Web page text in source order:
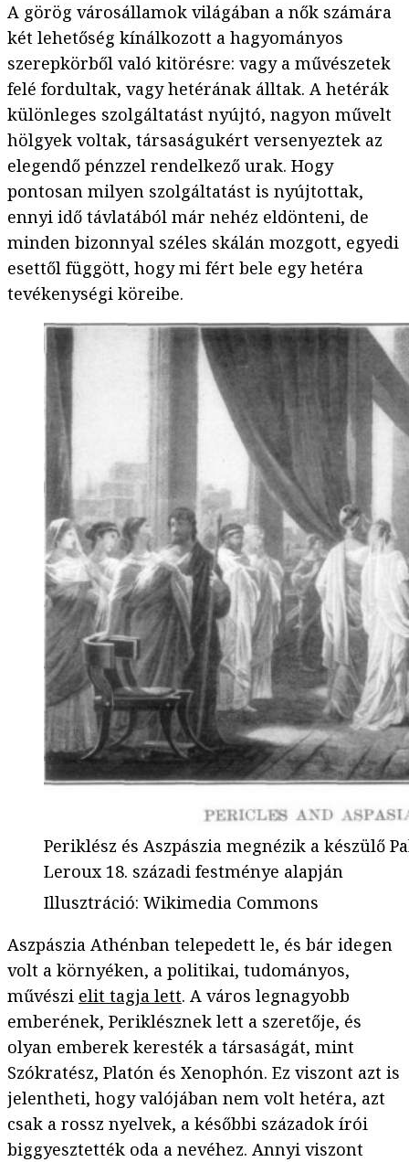
A görög városállamok világában a nők számára
két lehetőség kínálkozott a hagyományos
szerepkörből való kitörésre: vagy a művészetek
felé fordultak, vagy hetérának álltak. A hetérák
különleges szolgáltatást nyújtó, nagyon művelt
hölgyek voltak, társaságukért versenyeztek az
elegendő pénzzel rendelkező urak. Hogy
pontosan milyen szolgáltatást is nyújtottak,
ennyi idő távlatából már nehéz eldönteni, de
minden bizonnyal széles skálán mozgott, egyedi
esettől függött, hogy mi fért bele egy hetéra
tevékenységi köreibe.
Periklész és Aszpászia megnézik a készülő
Leroux 18. századi festménye alapján
Illusztráció: Wikimedia Commons
Aszpászia Athénban telepedett le, és bár idegen
volt a környéken, a politikai, tudományos,
művészi elit tagja lett. A város legnagyobb
emberének, Periklésznek lett a szeretője, és
olyan emberek keresték a társaságát, mint
Szókratész, Platón és Xenophón. Ez viszont azt is
jelentheti, hogy valójában nem volt hetéra, azt
csak a rossz nyelvek, a későbbi századok írói
biggyesztették oda a nevéhez. Annyi viszont